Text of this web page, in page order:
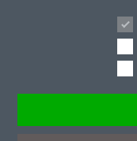
CD 78
HÄNDLERSUCHE